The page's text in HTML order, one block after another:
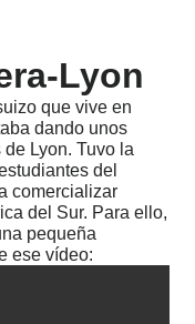
Lyon
que vive en
dando unos
Lyon. Tuvo la
del
comercializar
del Sur. Para ello,
pequeña
ese vídeo: